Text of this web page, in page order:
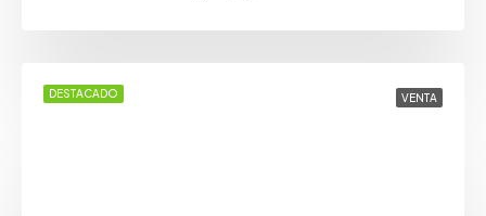
DESTACADO VENTA